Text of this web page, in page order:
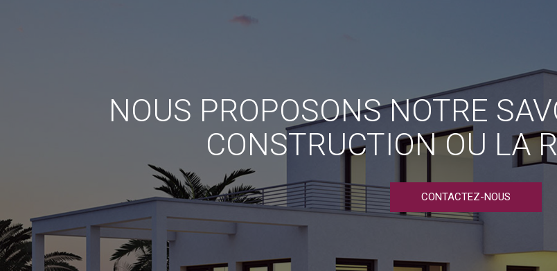
NOUS PROPOSONS NOTRE
CONSTRUCTION OU LA
CONTACTEZ-NOUS